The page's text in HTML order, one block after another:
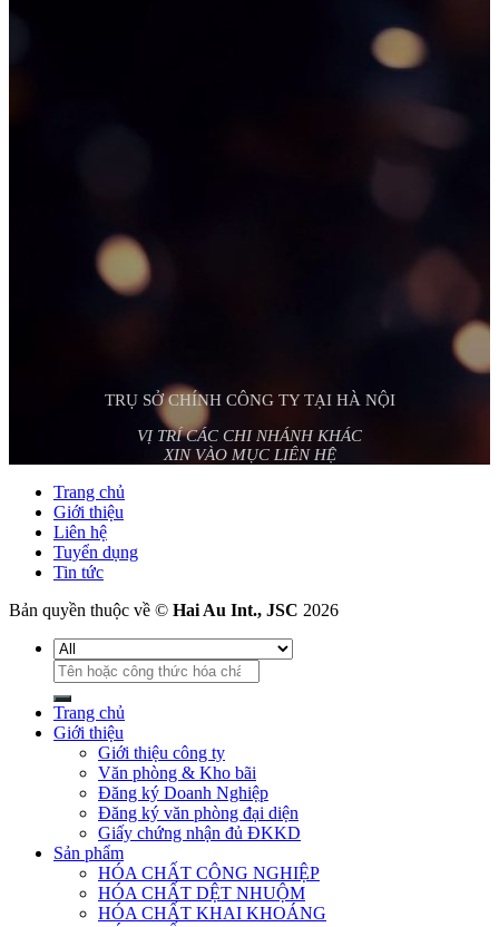
TRỤ SỞ CHÍNH CÔNG TY TẠI HÀ NỘI
VỊ TRÍ CÁC CHI NHÁNH KHÁC
XIN VÀO MỤC LIÊN HỆ
Trang chủ
Giới thiệu
Liên hệ
Tuyển dụng
Tin tức
Bản quyền thuộc về © Hai Au Int., JSC 2026
Tìm
kiếm:
Trang chủ
Giới thiệu
Giới thiệu công ty
Văn phòng & Kho bãi
Đăng ký Doanh Nghiệp
Đăng ký văn phòng đại diện
Giấy chứng nhận đủ ĐKKD
Sản phẩm
HÓA CHẤT CÔNG NGHIỆP
HÓA CHẤT DỆT NHUỘM
HÓA CHẤT KHAI KHOÁNG